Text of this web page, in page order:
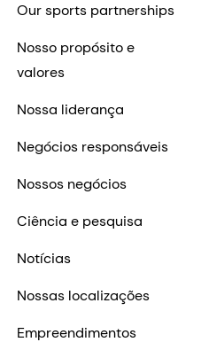
Our sports partnerships
Nosso propósito e
valores
Nossa liderança
Negócios responsáveis
Nossos negócios
Ciência e pesquisa
Notícias
Nossas localizações
Empreendimentos